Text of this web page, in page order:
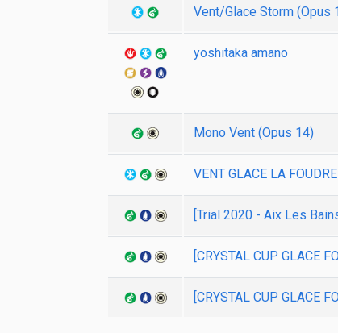
Vent/Glace Storm (Opus
yoshitaka amano
Mono Vent (Opus 14)
VENT GLACE LA
[Trial 2020 - Aix Les
[CRYSTAL CUP GLACE
[CRYSTAL CUP GLACE